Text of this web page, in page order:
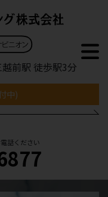
前駅 徒歩駅3分
中)
話ください